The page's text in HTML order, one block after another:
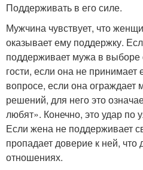
Поддерживать в его силе.
Мужчина чувствует, что
оказывает ему поддержку.
поддерживает мужа в выборе
гости, если она не принимает
вопросе, если она ограждает
решений, для него это
любят». Конечно, это удар по
Если жена не поддерживает
пропадает доверие к ней,
отношениях.